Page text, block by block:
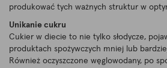
produkować tych ważnych struktur w
Unikanie cukru
Cukier w diecie to nie tylko słodycze,
produktach spożywczych mniej lub
Również oczyszczone węglowodany, po